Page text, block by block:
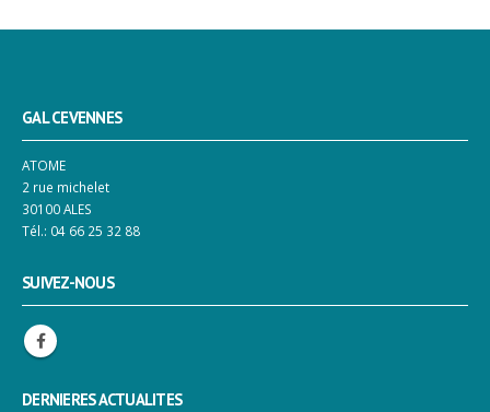
GAL CEVENNES
ATOME
2 rue michelet
30100 ALES
Tél.: 04 66 25 32 88
SUIVEZ-NOUS
DERNIERES ACTUALITES